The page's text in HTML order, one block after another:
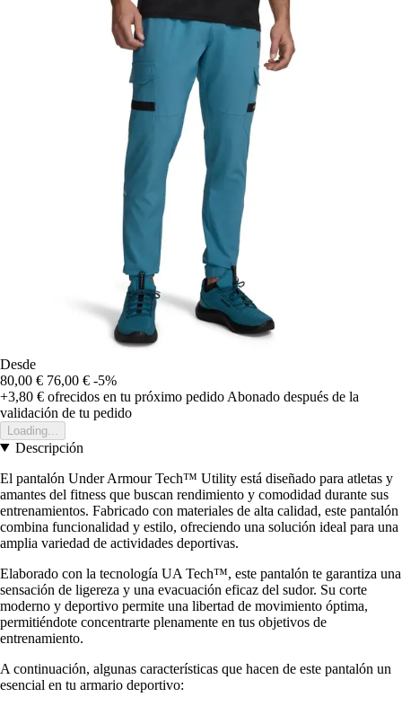
Desde
80,00 € 76,00 € -5%
+3,80 € ofrecidos en tu próximo pedido Abonado después de la
validación de tu pedido
Loading...
Descripción
El pantalón Under Armour Tech™ Utility está diseñado para atletas y
amantes del fitness que buscan rendimiento y comodidad durante sus
entrenamientos. Fabricado con materiales de alta calidad, este pantalón
combina funcionalidad y estilo, ofreciendo una solución ideal para una
amplia variedad de actividades deportivas.
Elaborado con la tecnología UA Tech™, este pantalón te garantiza una
sensación de ligereza y una evacuación eficaz del sudor. Su corte
moderno y deportivo permite una libertad de movimiento óptima,
permitiéndote concentrarte plenamente en tus objetivos de
entrenamiento.
A continuación, algunas características que hacen de este pantalón un
esencial en tu armario deportivo: